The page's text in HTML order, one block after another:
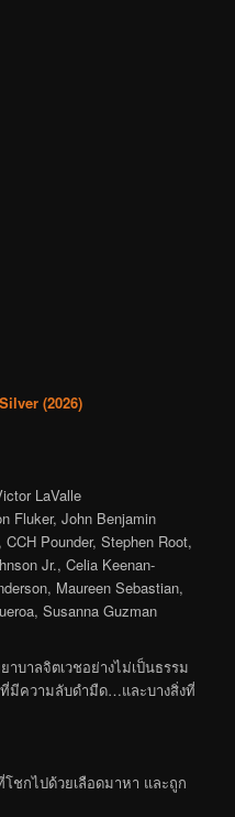
(2026)
LaValle
Fluker, John Benjamin
Pounder, Stephen Root,
Jr., Celia Keenan-
Maureen Sebastian,
Susanna Guzman
บาลจิตเวชอย่างไม่เป็นธรรม
มีความลับดำมืด…และบางสิ่งที่
ชกไปด้วยเลือดมาหา และถูก